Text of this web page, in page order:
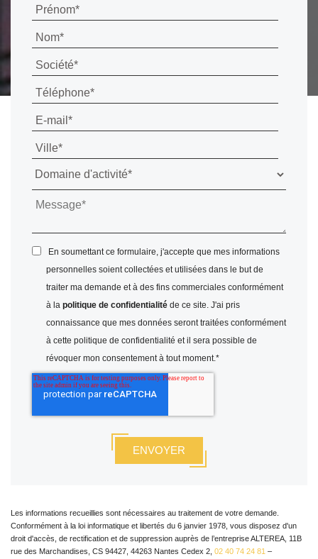
En soumettant ce formulaire, j'accepte que mes informations
personnelles soient collectées et utilisées dans le but de
traiter ma demande et à des fins commerciales conformément
à la politique de confidentialité de ce site. J'ai pris
connaissance que mes données seront traitées conformément
à cette politique de confidentialité et il sera possible de
révoquer mon consentement à tout moment.*
Les informations recueillies sont nécessaires au traitement de votre demande.
Conformément à la loi informatique et libertés du 6 janvier 1978, vous disposez d'un
droit d'accès, de rectification et de suppression auprès de l’entreprise ALTEREA, 11B
rue des Marchandises, CS 94427, 44263 Nantes Cedex 2, 02 40 74 24 81 –